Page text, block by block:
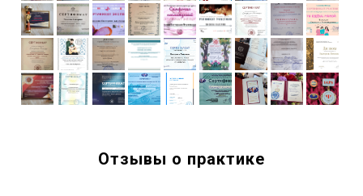
Отзывы о практике